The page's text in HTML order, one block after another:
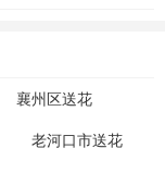
襄州区送花
老河口市送花